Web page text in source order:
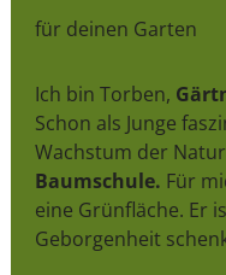
für deinen Garten
Ich bin Torben,
Schon als Junge
Wachstum der
Baumschule. Für
eine Grünfläche. Er
Geborgenheit